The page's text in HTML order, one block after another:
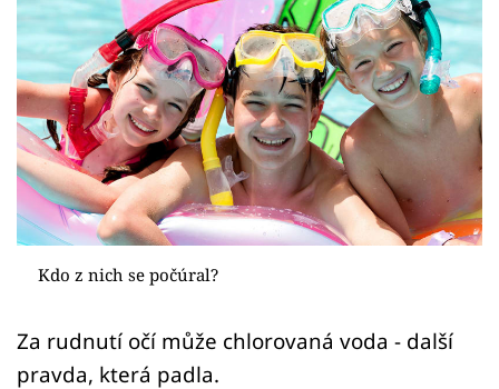
Virály
Sex a vztahy
Videa
Sledujte prima+
Přihlášení
Sledujte nás
Kdo z nich se počúral?
Za rudnutí očí může chlorovaná voda - další
pravda, která padla.